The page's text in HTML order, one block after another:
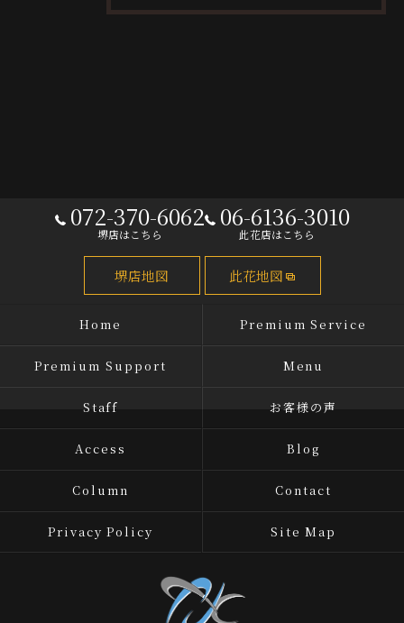
072-370-6062
堺店はこちら
06-6136-3010
此花店はこちら
堺店地図 此花地図
Home Premium Service
Premium Support Menu
Staff お客様の声
Access Blog
Column Contact
Privacy Policy Site Map